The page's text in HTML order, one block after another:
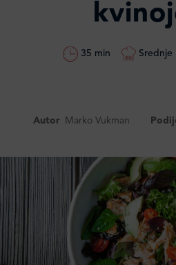
35 min Srednje
Autor Marko Vukman